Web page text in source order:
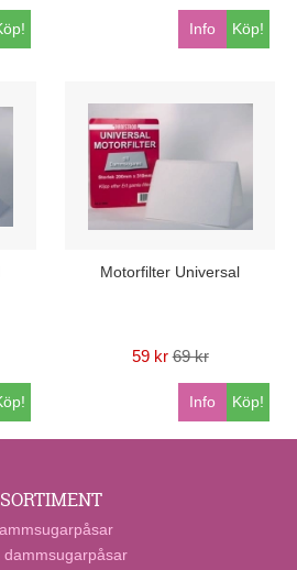
Köp!
Info
Motorfilter Universal
59 kr 69 kr
Köp!
Info
SORTIMENT
dammsugarpåsar